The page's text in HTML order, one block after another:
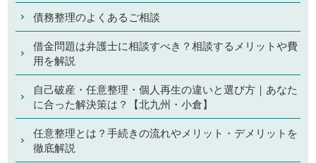
債務整理のよくあるご相談
借金問題は弁護士に相談すべき？相談するメリットや費
用を解説
自己破産・任意整理・個人再生の違いと選び方｜あなた
に合った解決策は？【北九州・小倉】
任意整理とは？手続きの流れやメリット・デメリットを
徹底解説